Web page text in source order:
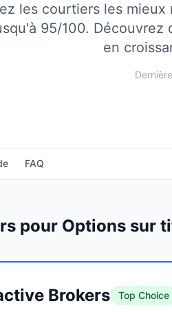
les courtiers les
95/100. Découvrez
en
FAQ
pour Options sur
Brokers
Top Choice